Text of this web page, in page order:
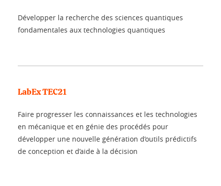
Développer la recherche des sciences quantiques
fondamentales aux technologies quantiques
LabEx TEC21
Faire progresser les connaissances et les technologies
en mécanique et en génie des procédés pour
développer une nouvelle génération d’outils prédictifs
de conception et d’aide à la décision